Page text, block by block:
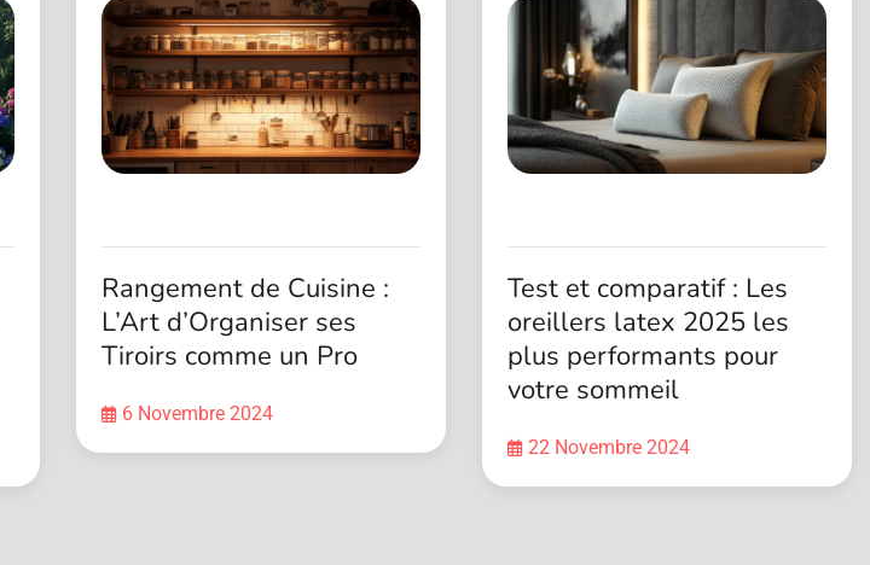
Rangement de Cuisine :
L’Art d’Organiser ses
Tiroirs comme un Pro
6 Novembre 2024
Test et comparatif : Les
oreillers latex 2025 les
plus performants pour
votre sommeil
22 Novembre 2024